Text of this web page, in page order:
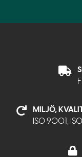
MILJÖ,
ISO 9001,